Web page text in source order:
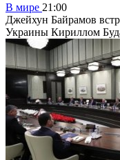
В мире 21:00
Джейхун Байрамов
Украины Кириллом